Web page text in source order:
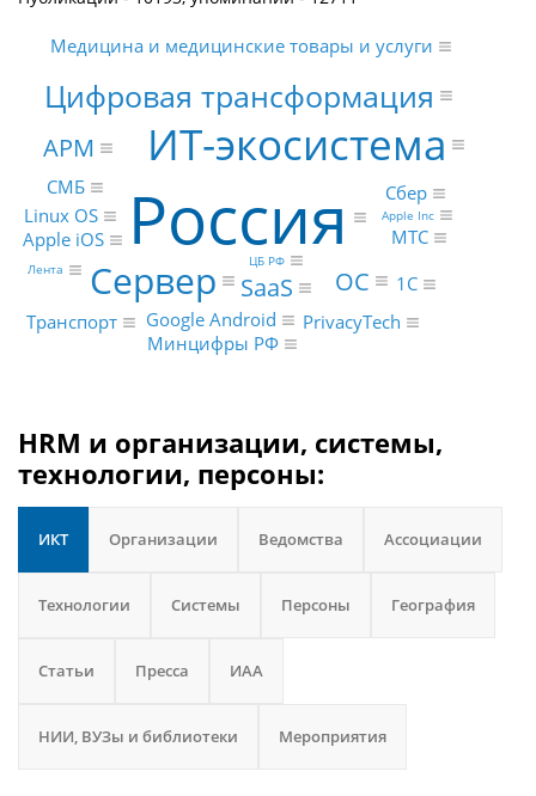
Россия
ИТ-экосистема
Сервер
Цифровая трансформация
SaaS ОС
АРМ
СМБ
Транспорт
Linux OS
Google Android PrivacyTech
Медицина и медицинские товары и услуги
МТС
Минцифры РФ
Apple iOS
1С
Сбер
Apple Inc
ЦБ РФ
Лента
HRM и организации, системы,
технологии, персоны:
ИКТ Организации Ведомства Ассоциации
Технологии Системы Персоны География
Статьи Пресса ИАА
НИИ, ВУЗы и библиотеки Мероприятия